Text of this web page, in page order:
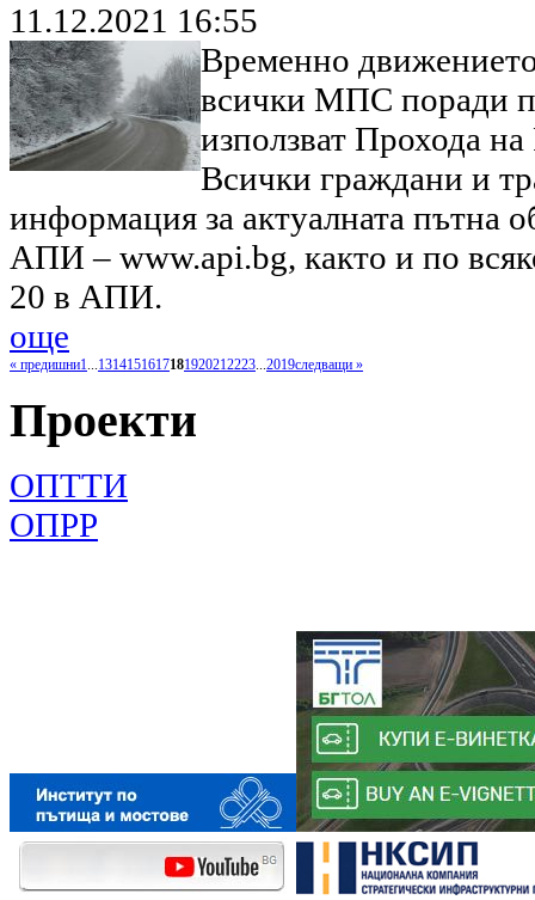
11.12.2021 16:55
Временно
всички МПС поради
използват Прохода
Всички граждани и
информация за актуалната пътна
АПИ – www.api.bg, както и по
20 в АПИ.
още
« предишни1...1314151617181920212223...2019следващи »
Проекти
ОПТТИ
ОПРР